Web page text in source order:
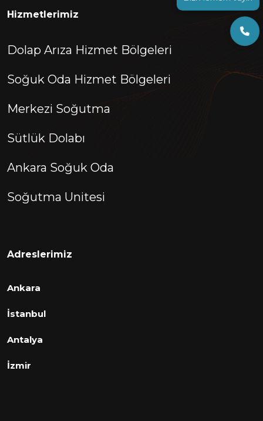
Hizmetlerimiz
Dolap Arıza Hizmet Bölgeleri
Soğuk Oda Hizmet Bölgeleri
Merkezi Soğutma
Sütlük Dolabı
Ankara Soğuk Oda
Soğutma Unitesi
Adreslerimiz
Ankara
İstanbul
Antalya
İzmir